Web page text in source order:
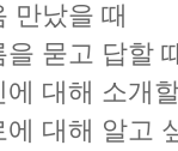
만났을 때
을 묻고 답할
에 대해 소개
에 대해 알고